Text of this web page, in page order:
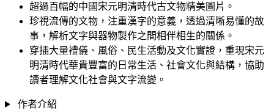
超過百幅的中國宋元明清時代古文物精美圖片。
珍視流傳的文物，注重漢字的意義，透過清晰易懂的故
事，解析文字與器物製作之間相伴相生的關係。
穿插大量禮儀、風俗、民生活動及文化實證，重現宋元
明清時代華貴豐富的日常生活、社會文化與結構，協助
讀者理解文化社會與文字流變。
作者介紹